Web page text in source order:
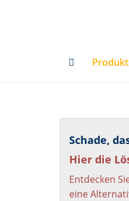
Schade,
Hier die
Entdecken
eine